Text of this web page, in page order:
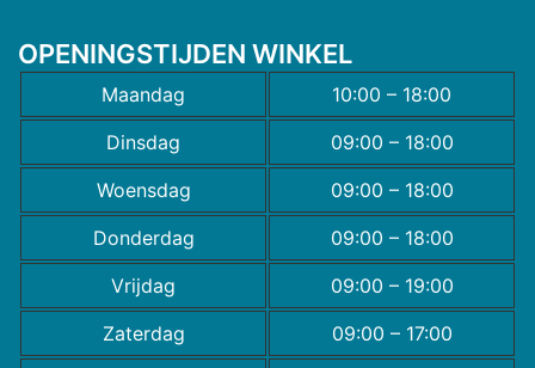
OPENINGSTIJDEN WINKEL
Maandag
10:00 – 18:00
Dinsdag
09:00 – 18:00
Woensdag
09:00 – 18:00
Donderdag
09:00 – 18:00
Vrijdag
09:00 – 19:00
Zaterdag
09:00 – 17:00